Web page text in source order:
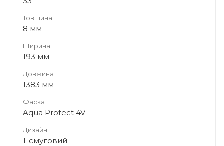
Товщина
8 мм
Ширина
193 мм
Довжина
1383 мм
Фаска
Aqua Protect 4V
Дизайн
1-смуговий